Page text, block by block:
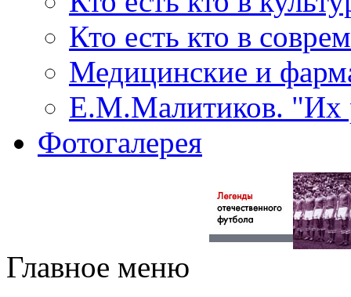
Кто есть кто в
Медицинские и
Е.М.Малитиков. "Их
Фотогалерея
Главное меню